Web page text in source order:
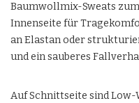
Baumwollmix-Sweats
Innenseite für
an Elastan oder
und ein sauberes
Auf Schnittseite sind